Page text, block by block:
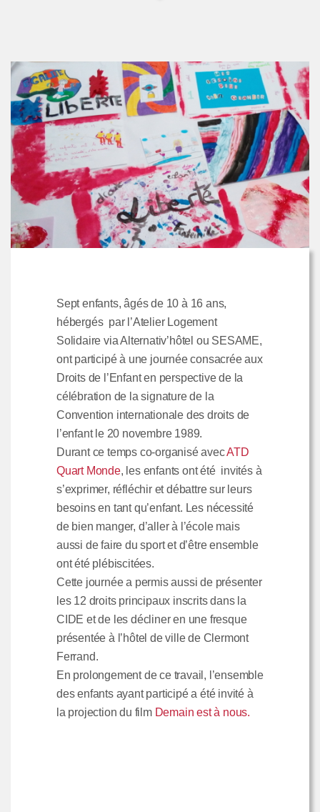
Sept enfants, âgés de 10 à 16 ans,
hébergés par l’Atelier Logement
Solidaire via Alternativ’hôtel ou SESAME,
ont participé à une journée consacrée aux
Droits de l’Enfant en perspective de la
célébration de la signature de la
Convention internationale des droits de
l’enfant le 20 novembre 1989.
Durant ce temps co-organisé avecATD
Quart Monde, les enfants ont été invités à
s’exprimer, réfléchir et débattre sur leurs
besoins en tant qu’enfant. Les nécessité
de bien manger, d’aller à l’école mais
aussi de faire du sport et d’être ensemble
ont été plébiscitées.
Cette journée a permis aussi de présenter
les 12 droits principaux inscrits dans la
CIDE et de les décliner en une fresque
présentée à l’hôtel de ville de Clermont
Ferrand.
En prolongement de ce travail, l’ensemble
des enfants ayant participé a été invité à
la projection du film Demain est à nous.